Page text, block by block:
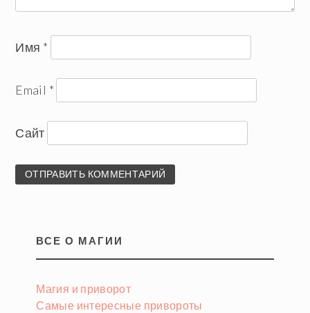
Имя *
Email *
Сайт
ВСЕ О МАГИИ
Магия и приворот
Самые интересные привороты